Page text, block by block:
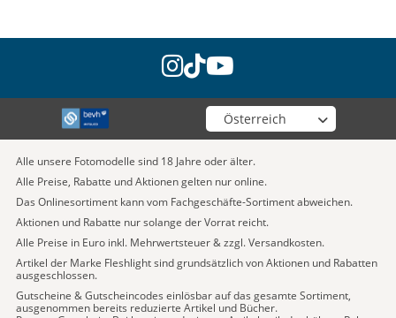
instagram
tiktok
youtube
Wähle deinen Shop
Alle unsere Fotomodelle sind 18 Jahre oder älter.
Alle Preise, Rabatte und Aktionen gelten nur online.
Das Onlinesortiment kann vom Fachgeschäfte-Sortiment abweichen.
Aktionen und Rabatte nur solange der Vorrat reicht.
Alle Preise in Euro inkl. Mehrwertsteuer & zzgl. Versandkosten.
Artikel der Marke Fleshlight sind grundsätzlich von Aktionen und Rabatten
ausgeschlossen.
Gutscheine & Gutscheincodes einlösbar auf das gesamte Sortiment,
ausgenommen bereits reduzierte Artikel und Bücher.